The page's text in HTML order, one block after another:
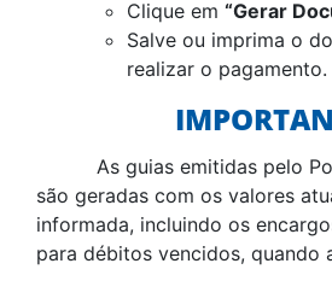
Clique em “Gerar
Salve ou imprima o
realizar o pagamento.
As guias emitidas pelo
são geradas com os valores
informada, incluindo os
para débitos vencidos, quando